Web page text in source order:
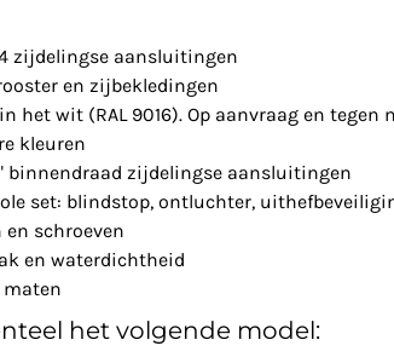
zijdelingse aansluitingen
en zijbekledingen
het wit (RAL 9016). Op aanvraag en tegen
kleuren
binnendraad zijdelingse aansluitingen
set: blindstop, ontluchter,
en schroeven
en waterdichtheid
maten
het volgende model: